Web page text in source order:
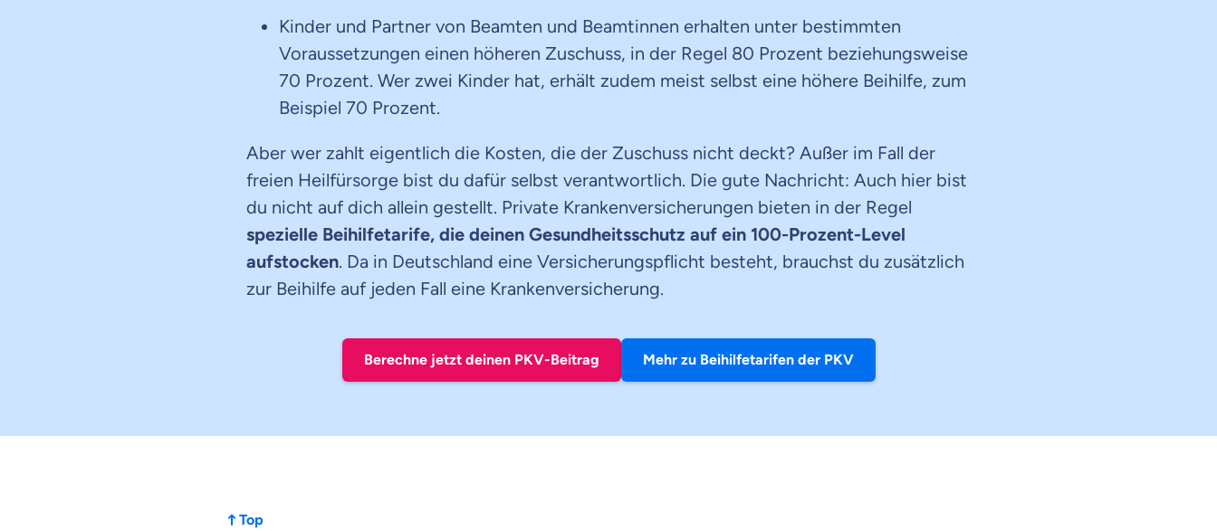
Kinder und Partner von Beamten und Beamtinnen erhalten unter bestimmten
Voraussetzungen einen höheren Zuschuss, in der Regel 80 Prozent beziehungsweise
70 Prozent. Wer zwei Kinder hat, erhält zudem meist selbst eine höhere Beihilfe, zum
Beispiel 70 Prozent.
Aber wer zahlt eigentlich die Kosten, die der Zuschuss nicht deckt? Außer im Fall der
freien Heilfürsorge bist du dafür selbst verantwortlich. Die gute Nachricht: Auch hier bist
du nicht auf dich allein gestellt. Private Krankenversicherungen bieten in der Regel
spezielle Beihilfetarife, die deinen Gesundheitsschutz auf ein 100-Prozent-Level
aufstocken. Da in Deutschland eine Versicherungspflicht besteht, brauchst du zusätzlich
zur Beihilfe auf jeden Fall eine Krankenversicherung.
Berechne jetzt deinen PKV-Beitrag Mehr zu Beihilfetarifen der PKV
Top